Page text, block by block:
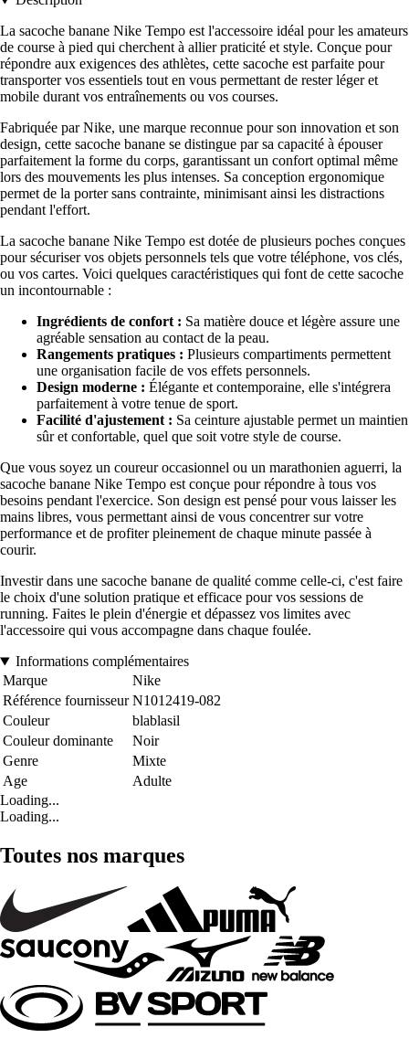
La sacoche banane Nike Tempo est l'accessoire idéal pour les amateurs
de course à pied qui cherchent à allier praticité et style. Conçue pour
répondre aux exigences des athlètes, cette sacoche est parfaite pour
transporter vos essentiels tout en vous permettant de rester léger et
mobile durant vos entraînements ou vos courses.
Fabriquée par Nike, une marque reconnue pour son innovation et son
design, cette sacoche banane se distingue par sa capacité à épouser
parfaitement la forme du corps, garantissant un confort optimal même
lors des mouvements les plus intenses. Sa conception ergonomique
permet de la porter sans contrainte, minimisant ainsi les distractions
pendant l'effort.
La sacoche banane Nike Tempo est dotée de plusieurs poches conçues
pour sécuriser vos objets personnels tels que votre téléphone, vos clés,
ou vos cartes. Voici quelques caractéristiques qui font de cette sacoche
un incontournable :
Ingrédients de confort : Sa matière douce et légère assure une
agréable sensation au contact de la peau.
Rangements pratiques : Plusieurs compartiments permettent
une organisation facile de vos effets personnels.
Design moderne : Élégante et contemporaine, elle s'intégrera
parfaitement à votre tenue de sport.
Facilité d'ajustement : Sa ceinture ajustable permet un maintien
sûr et confortable, quel que soit votre style de course.
Que vous soyez un coureur occasionnel ou un marathonien aguerri, la
sacoche banane Nike Tempo est conçue pour répondre à tous vos
besoins pendant l'exercice. Son design est pensé pour vous laisser les
mains libres, vous permettant ainsi de vous concentrer sur votre
performance et de profiter pleinement de chaque minute passée à
courir.
Investir dans une sacoche banane de qualité comme celle-ci, c'est faire
le choix d'une solution pratique et efficace pour vos sessions de
running. Faites le plein d'énergie et dépassez vos limites avec
l'accessoire qui vous accompagne dans chaque foulée.
Informations complémentaires
Marque
Nike
Référence fournisseur N1012419-082
Couleur
blablasil
Couleur dominante
Noir
Genre
Mixte
Age
Adulte
Loading...
Loading...
Toutes nos marques